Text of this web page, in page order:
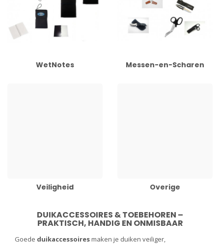
WetNotes Messen-en-Scharen
Veiligheid Overige
DUIKACCESSOIRES & TOEBEHOREN –
PRAKTISCH, HANDIG EN ONMISBAAR
Goede duikaccessoiresmaken je duiken veiliger,